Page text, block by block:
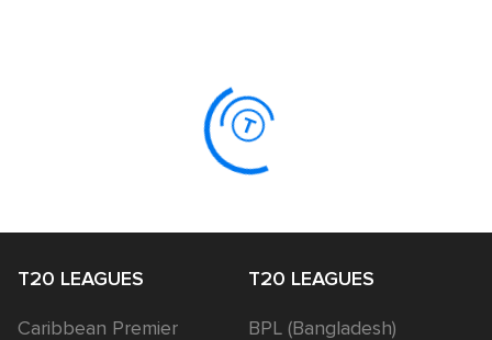
T20 LEAGUES
Caribbean Premier
T20 LEAGUES
BPL (Bangladesh)